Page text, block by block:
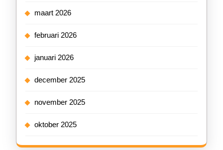
maart 2026
februari 2026
januari 2026
december 2025
november 2025
oktober 2025